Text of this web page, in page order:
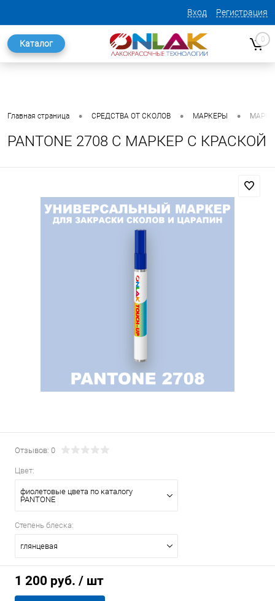
Вход Регистрация
Каталог 0
Главная страница • СРЕДСТВА ОТ СКОЛОВ • МАРКЕРЫ •
PANTONE 2708 C МАРКЕР С КРАСКОЙ
Отзывов: 0
Цвет:
фиолетовые цвета по каталогу
PANTONE
Степень блеска:
глянцевая
1 200 руб. / шт